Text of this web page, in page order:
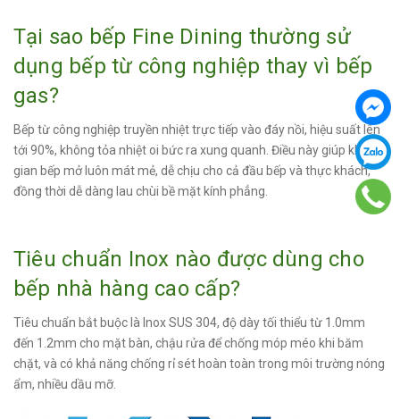
Tại sao bếp Fine Dining thường sử
dụng bếp từ công nghiệp thay vì bếp
gas?
Bếp từ công nghiệp truyền nhiệt trực tiếp vào đáy nồi, hiệu suất lên
tới 90%, không tỏa nhiệt oi bức ra xung quanh. Điều này giúp không
gian bếp mở luôn mát mẻ, dễ chịu cho cả đầu bếp và thực khách,
đồng thời dễ dàng lau chùi bề mặt kính phẳng.
Tiêu chuẩn Inox nào được dùng cho
bếp nhà hàng cao cấp?
Tiêu chuẩn bắt buộc là Inox SUS 304, độ dày tối thiểu từ 1.0mm
đến 1.2mm cho mặt bàn, chậu rửa để chống móp méo khi băm
chặt, và có khả năng chống rỉ sét hoàn toàn trong môi trường nóng
ẩm, nhiều dầu mỡ.